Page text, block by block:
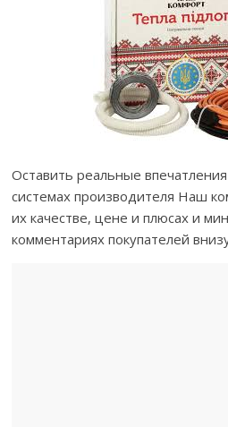
Оставить реальные
системах производителя Наш
их качестве, цене и плюсах и
комментариях покупателей